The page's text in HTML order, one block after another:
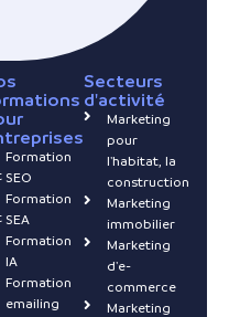
Formation
SEO
Formation
SEA
Formation
IA
Formation
emailing
Secteurs
d'activité
Marketing
pour
l'habitat, la
construction
Marketing
immobilier
Marketing
d'e-
commerce
Marketing